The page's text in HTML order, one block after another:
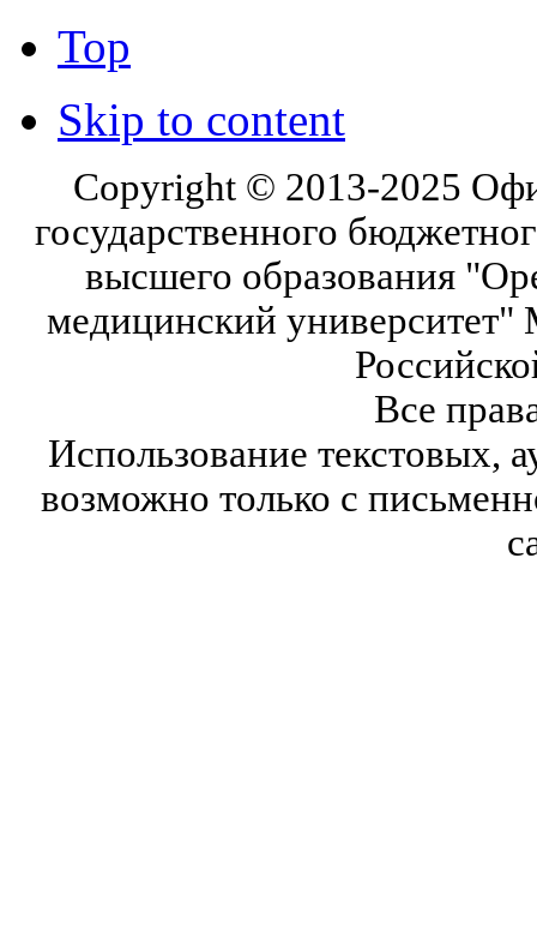
Top
Skip to content
Copyright © 2013-2025
государственного
высшего образования
медицинский университет"
Все
Использование текстовых,
возможно только с